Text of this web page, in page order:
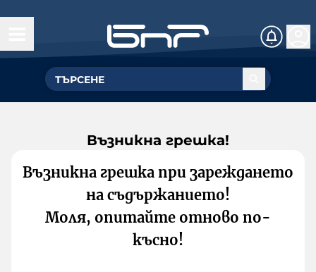
Възникна грешка!
Възникна грешка при зареждането
на съдържанието!
Моля, опитайте отново по-
късно!